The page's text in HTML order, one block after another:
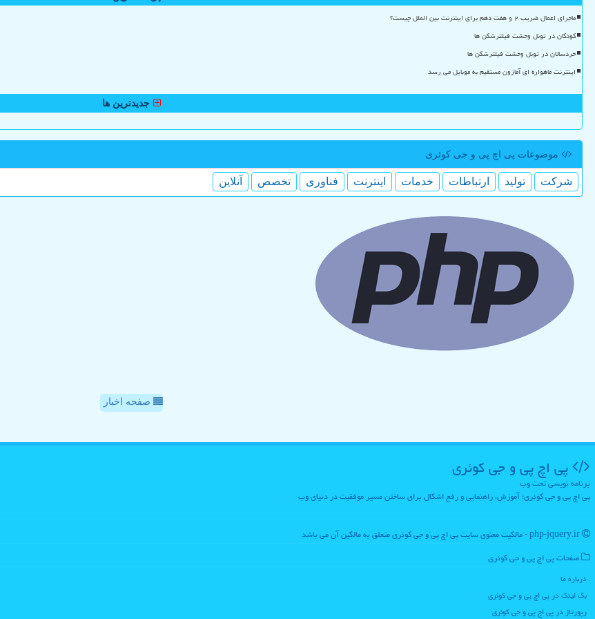
ماجرای اعمال ضریب ۲ و هفت دهم برای اینترنت بین الملل چیست؟
کودکان در تونل وحشت فیلترشکن ها
خردسالان در تونل وحشت فیلترشکن ها
اینترنت ماهواره ای آمازون مستقیم به موبایل می رسد
جدیدترین ها
موضوعات پی اچ پی و جی كوئری
شركت تولید ارتباطات خدمات اینترنت فناوری تخصص آنلاین
صفحه اخبار
پی اچ پی و جی كوئری
برنامه نویسی تحت وب
پی اچ پی و جی کوئری؛ آموزش، راهنمایی و رفع اشکال برای ساختن مسیر موفقیت در دنیای وب
صفحات پی اچ پی و جی كوئری
درباره ما
بک لینک در پی اچ پی و جی كوئری
رپورتاژ در پی اچ پی و جی كوئری